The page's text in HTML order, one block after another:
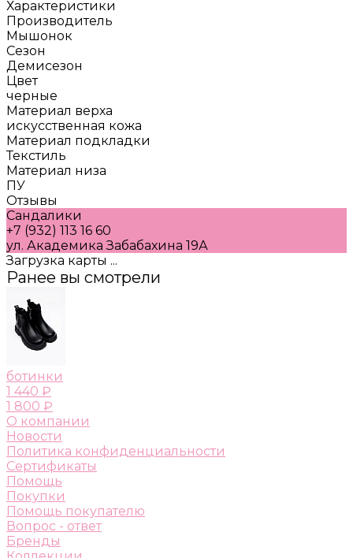
Характеристики
Производитель
Мышонок
Сезон
Демисезон
Цвет
черные
Материал верха
искусственная кожа
Материал подкладки
Текстиль
Материал низа
ПУ
Отзывы
Сандалики
+7 (932) 113 16 60
ул. Академика Забабахина 19А
Загрузка карты ...
Ранее вы смотрели
ботинки
1 440 ₽
1 800 ₽
О компании
Новости
Политика конфиденциальности
Сертификаты
Помощь
Покупки
Помощь покупателю
Вопрос - ответ
Бренды